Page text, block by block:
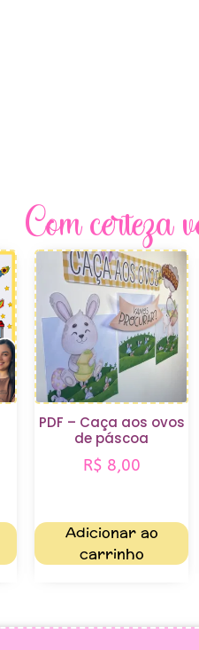
Com certeza
PDF – Caça aos ovos
de páscoa
R$ 8,00
Adicionar ao
carrinho